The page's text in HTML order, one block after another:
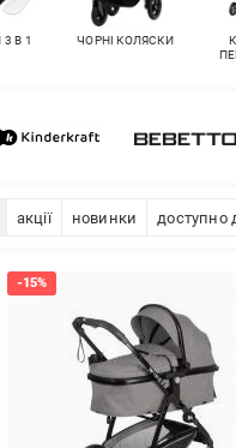
В 1 ЧОРНІ КОЛЯСКИ
акції новинки доступно